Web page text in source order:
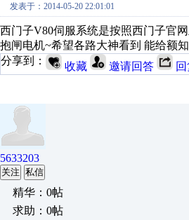
发表于：2014-05-20 22:01:01
西门子V80伺服系统是按照西门子官
抱闸电机~希望各路大神看到 能给额知
分享到：
收藏 邀请回答
5633203
关注 私信
精华：0帖
求助：0帖